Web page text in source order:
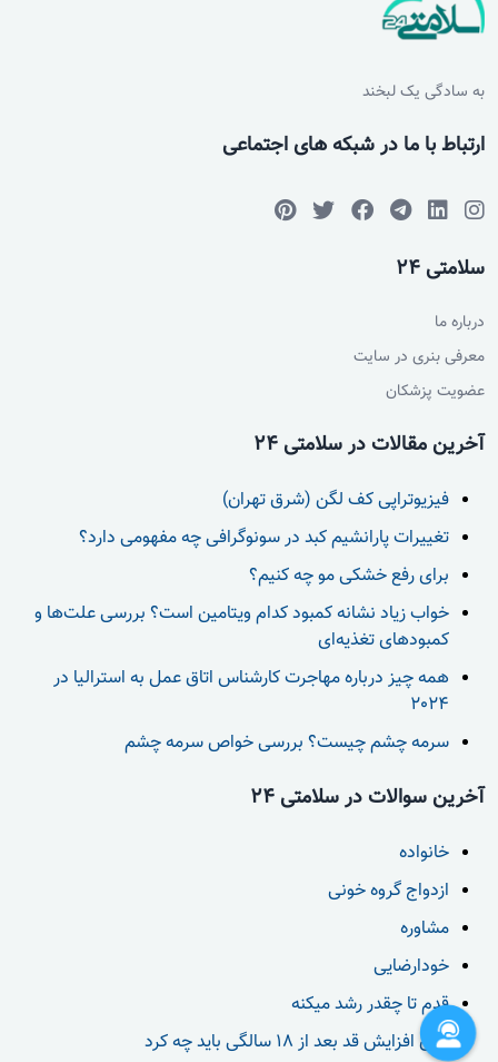
به سادگی یک لبخند
ارتباط با ما در شبکه های اجتماعی
سلامتی 24
درباره ما
معرفی بنری در سایت
عضویت پزشکان
آخرین مقالات در سلامتی 24
فیزیوتراپی کف لگن (شرق تهران)
تغییرات پارانشیم کبد در سونوگرافی چه مفهومی دارد؟
برای رفع خشکی مو چه کنیم؟
خواب زیاد نشانه کمبود کدام ویتامین است؟ بررسی علت‌ها و
کمبودهای تغذیه‌ای
همه چیز درباره مهاجرت کارشناس اتاق عمل به استرالیا در
2024
سرمه چشم چیست؟ بررسی خواص سرمه چشم
آخرین سوالات در سلامتی 24
خانواده
ازدواج گروه خونی
مشاوره
خودارضایی
قدم تا چقدر رشد میکنه
برای افزایش قد بعد از 18 سالگی باید چه کرد